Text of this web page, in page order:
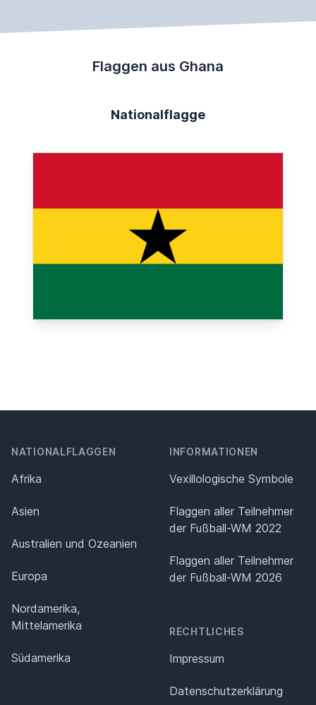
Flaggen aus Ghana
Nationalflagge
NATIONALFLAGGEN
Afrika
Asien
Australien und Ozeanien
Europa
Nordamerika,
Mittelamerika
Südamerika
INFORMATIONEN
Vexillologische Symbole
Flaggen aller Teilnehmer
der Fußball-WM 2022
Flaggen aller Teilnehmer
der Fußball-WM 2026
RECHTLICHES
Impressum
Datenschutz­erklärung